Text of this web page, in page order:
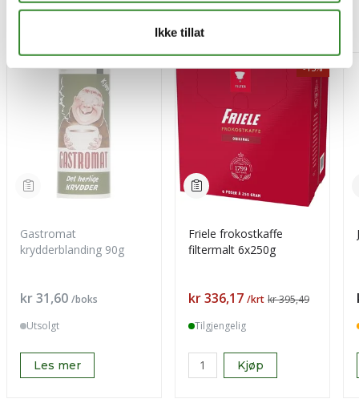
Ikke tillat
Gastromat
krydderblanding 90g
Pris
kr 31,60 /boks
Utsolgt
Les mer
-15%
Friele frokostkaffe
filtermalt 6x250g
Pris
kr 336,17 /krt kr 395,49
Tilgjengelig
Kjøp